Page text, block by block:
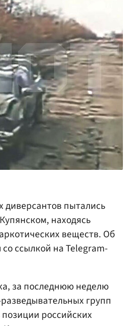
диверсантов пытались
находясь
веществ. Об
со ссылкой на Telegram-
за последнюю неделю
групп
российских